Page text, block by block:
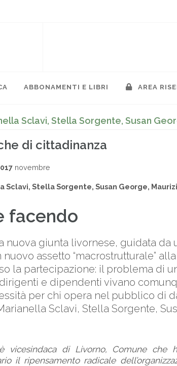
ABBONAMENTI E LIBRI AREA
Sclavi, Stella Sorgente, Susan
di cittadinanza
novembre
Sclavi, Stella Sorgente, Susan George,
facendo
nuova giunta livornese, guidata da
nuovo assetto “macrostrutturale”
la partecipazione: il problema di
e dipendenti vivano
per chi opera nel pubblico di
Sclavi, Stella Sorgente,
vicesindaca di Livorno, Comune che
il ripensamento radicale